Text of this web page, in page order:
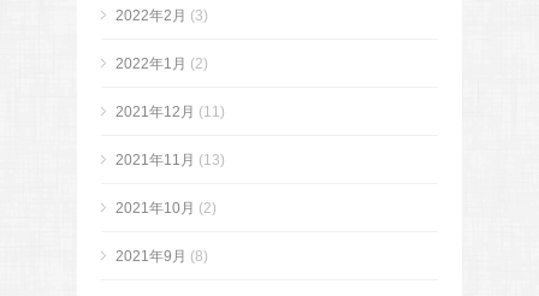
2022年2月 (3)
2022年1月 (2)
2021年12月 (11)
2021年11月 (13)
2021年10月 (2)
2021年9月 (8)